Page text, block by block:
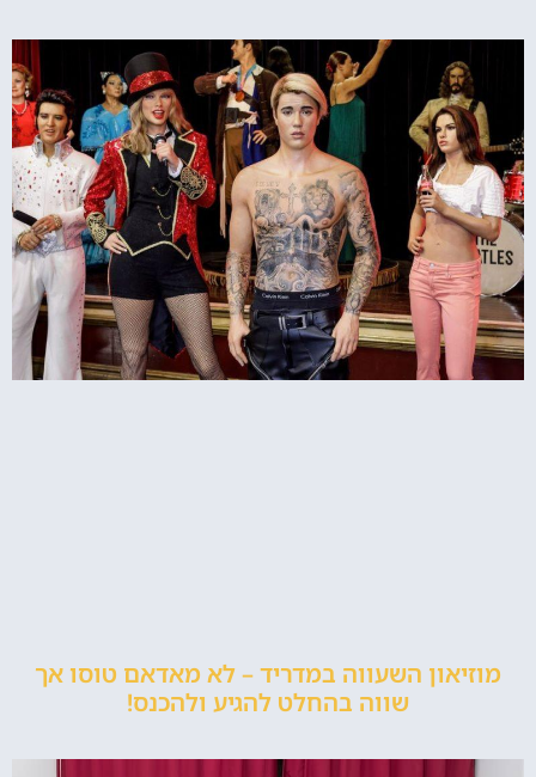
מוזיאון השעווה במדריד – לא מאדאם טוסו אך
שווה בהחלט להגיע ולהכנס!